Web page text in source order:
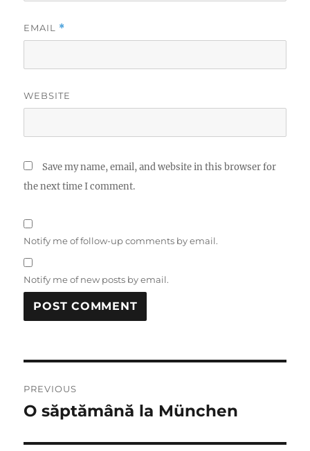
EMAIL *
WEBSITE
Save my name, email, and website in this browser for
the next time I comment.
Notify me of follow-up comments by email.
Notify me of new posts by email.
navigation
PREVIOUS
Previous
O săptămână la München